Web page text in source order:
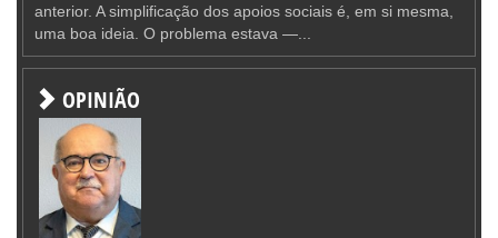
anterior. A simplificação dos apoios sociais é, em si mesma,
uma boa ideia. O problema estava —...
OPINIÃO